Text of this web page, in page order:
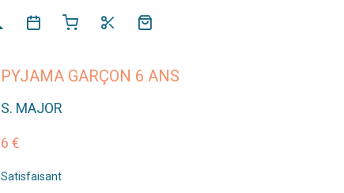
PYJAMA GARÇON 6 ANS
S. MAJOR
6 €
Satisfaisant